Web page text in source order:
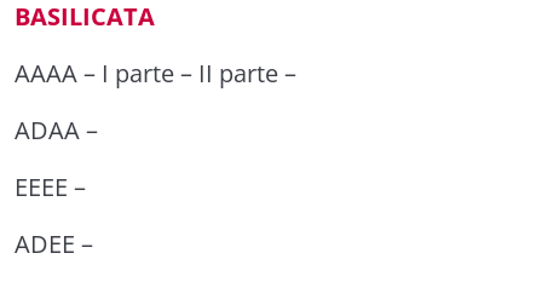
BASILICATA
AAAA – I parte– II parte–
ADAA–
EEEE –
ADEE –